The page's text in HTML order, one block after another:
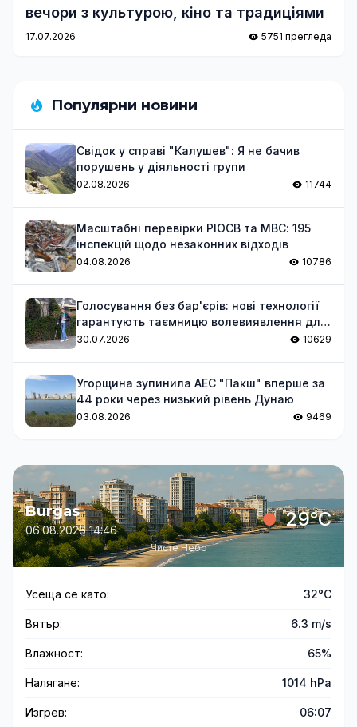
вечори з культурою, кіно та традиціями
17.07.2026 5751 прегледа
Популярни новини
Свідок у справі "Калушев": Я не бачив
порушень у діяльності групи
02.08.2026 11744
Масштабні перевірки РІОСВ та МВС: 195
інспекцій щодо незаконних відходів
04.08.2026 10786
Голосування без бар'єрів: нові технології
гарантують таємницю волевиявлення для
незрячих
30.07.2026 10629
Угорщина зупинила АЕС "Пакш" вперше за
44 роки через низький рівень Дунаю
03.08.2026 9469
Burgas
06.08.2026 14:46 29°C
Чисте Небо
Усеща се като: 32°C
Вятър: 6.3 m/s
Влажност: 65%
Налягане: 1014 hPa
Изгрев: 06:07